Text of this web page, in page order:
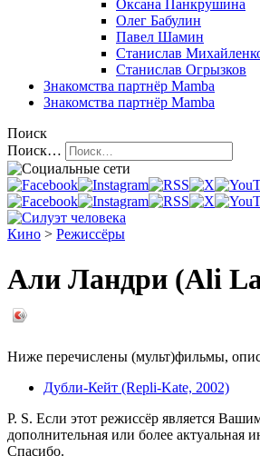
Оксана Панкрушина
Олег Бабулин
Павел Шамин
Станислав
Станислав Огрызков
Знакомства партнёр Mamba
Знакомства партнёр Mamba
Поиск
Поиск…
Кино > Режиссёры
Али Ландри (Ali
Ниже перечислены (мульт)фильмы,
Дубли-Кейт (Repli-Kate, 2002)
P. S. Если этот режиссёр является
дополнительная или более
Спасибо.